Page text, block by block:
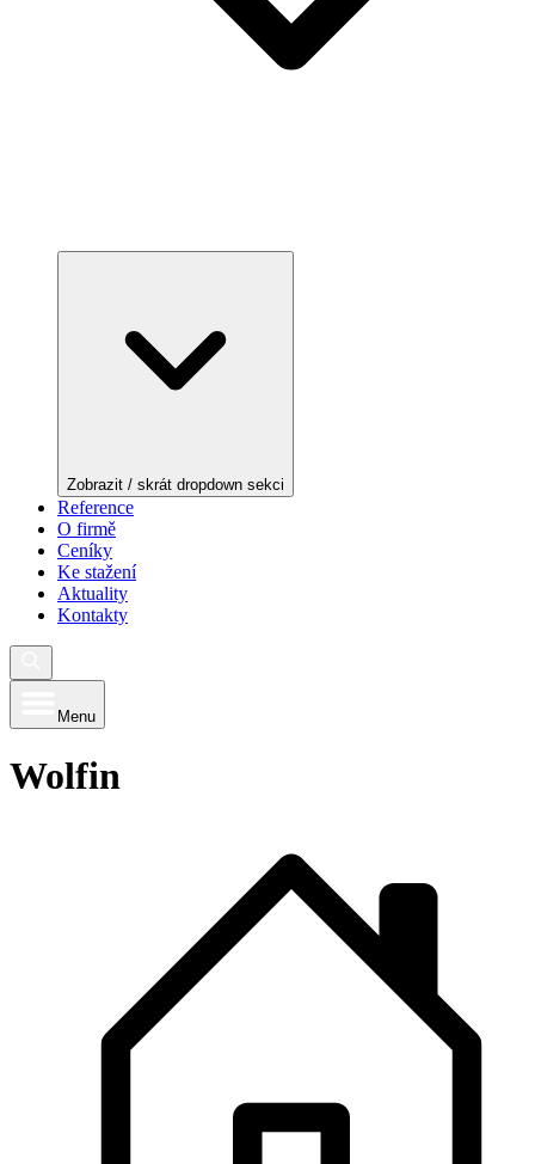
Zobrazit / skrát dropdown sekci
Reference
O firmě
Ceníky
Ke stažení
Aktuality
Kontakty
Menu
Wolfin